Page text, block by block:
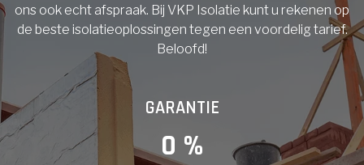
ons ook echt afspraak. Bij VKP Isolatie kunt u rekenen op
de beste isolatieoplossingen tegen een voordelig tarief.
Beloofd!
GARANTIE
0 %